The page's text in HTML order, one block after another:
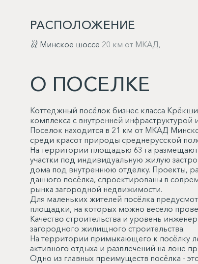
РАСПОЛОЖЕНИЕ
Минское шоссе 20 км от МКАД,
О ПОСЕЛКЕ
Коттеджный посёлок бизнес класса
комплекса с внутренней
Поселок находится в 21 км от МКАД
среди красот природы среднерусской
На территории площадью 63 га
участки под индивидуальную жилую
дома под внутреннюю отделку. Проекты,
данного посёлка, спроектированы в
рынка загородной недвижимости.
Для маленьких жителей посёлка
площадки, на которых можно весело
Качество строительства и уровень
загородного жилищного строительства.
На территории примыкающего к посёлку
активного отдыха и развлечений на лоне
Одно из главных преимуществ посёлка -